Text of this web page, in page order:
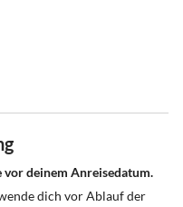
vor deinem Anreisedatum.
dich vor Ablauf der